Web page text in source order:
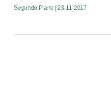
Segundo Plano | 23-11-2017